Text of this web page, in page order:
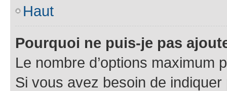
Haut
Pourquoi ne puis-je pas
Le nombre d’options maximum
Si vous avez besoin de